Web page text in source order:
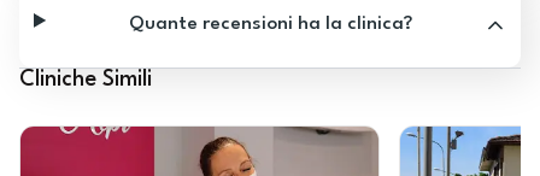
Quante recensioni ha la clinica?
Cliniche Simili